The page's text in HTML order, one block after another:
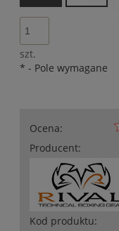
szt.
* - Pole wymagane
Ocena:
Producent:
Kod produktu: